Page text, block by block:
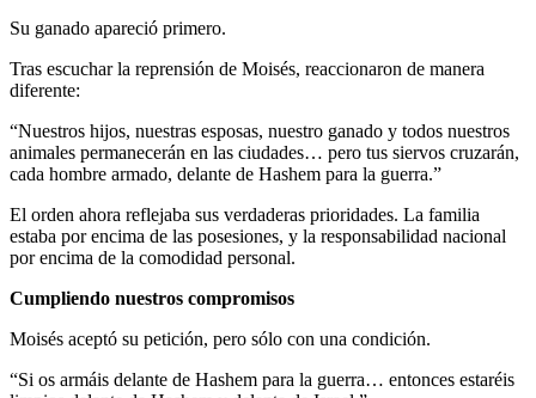
Su ganado apareció primero.
Tras escuchar la reprensión de Moisés, reaccionaron de manera
diferente:
“Nuestros hijos, nuestras esposas, nuestro ganado y todos nuestros
animales permanecerán en las ciudades… pero tus siervos cruzarán,
cada hombre armado, delante de Hashem para la guerra.”
El orden ahora reflejaba sus verdaderas prioridades. La familia
estaba por encima de las posesiones, y la responsabilidad nacional
por encima de la comodidad personal.
Cumpliendo nuestros compromisos
Moisés aceptó su petición, pero sólo con una condición.
“Si os armáis delante de Hashem para la guerra… entonces estaréis